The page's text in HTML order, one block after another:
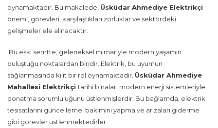
oynamaktadır. Bu makalede, Üsküdar Ahmediye Elektrikçi
önemi, görevleri, karşılaştıkları zorluklar ve sektördeki
gelişmeler ele alınacaktır.
Bu eski semtte, geleneksel mimariyle modern yaşamın
buluştuğu noktalardan biridir. Elektrik, bu uyumun
sağlanmasında kilit bir rol oynamaktadır. Üsküdar Ahmediye
Mahallesi Elektrikçitarihi binaları modern enerji sistemleriyle
donatma sorumluluğunu üstlenmişlerdir. Bu bağlamda, elektrik
tesisatlarını güncelleme, bakımını yapma ve arızaları giderme
gibi görevler üstlenmektedirler.